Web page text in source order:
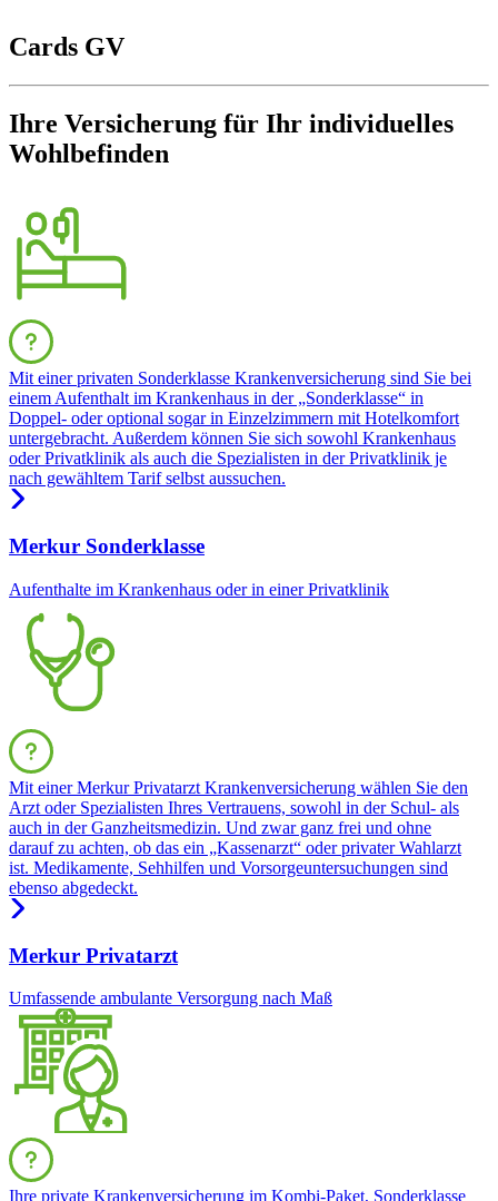
Cards GV
Ihre Versicherung für Ihr individuelles
Wohlbefinden
Mit einer privaten Sonderklasse Krankenversicherung sind Sie bei
einem Aufenthalt im Krankenhaus in der „Sonderklasse“ in
Doppel- oder optional sogar in Einzelzimmern mit Hotelkomfort
untergebracht. Außerdem können Sie sich sowohl Krankenhaus
oder Privatklinik als auch die Spezialisten in der Privatklinik je
nach gewähltem Tarif selbst aussuchen.
Merkur Sonderklasse
Aufenthalte im Krankenhaus oder in einer Privatklinik
Mit einer Merkur Privatarzt Krankenversicherung wählen Sie den
Arzt oder Spezialisten Ihres Vertrauens, sowohl in der Schul- als
auch in der Ganzheitsmedizin. Und zwar ganz frei und ohne
darauf zu achten, ob das ein „Kassenarzt“ oder privater Wahlarzt
ist. Medikamente, Sehhilfen und Vorsorgeuntersuchungen sind
ebenso abgedeckt.
Merkur Privatarzt
Umfassende ambulante Versorgung nach Maß
Ihre private Krankenversicherung im Kombi-Paket, Sonderklasse